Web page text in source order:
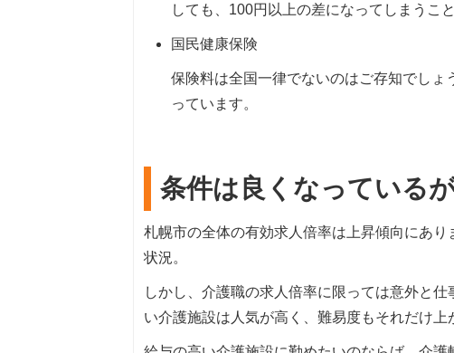
しても、100円以上の差になってしまうこと
国民健康保険
保険料は全国一律でないのはご存知でし
っています。
条件は良くなっている
札幌市の全体の有効求人倍率は上昇傾向にあ
状況。
しかし、介護職の求人倍率に限っては意外と
い介護施設は人気が高く、難易度もそれだけ上